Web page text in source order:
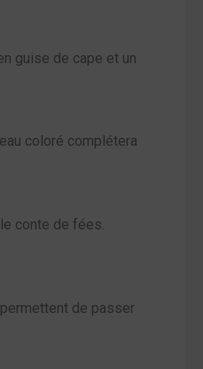
guise de cape et un
coloré complétera
conte de fées.
de passer